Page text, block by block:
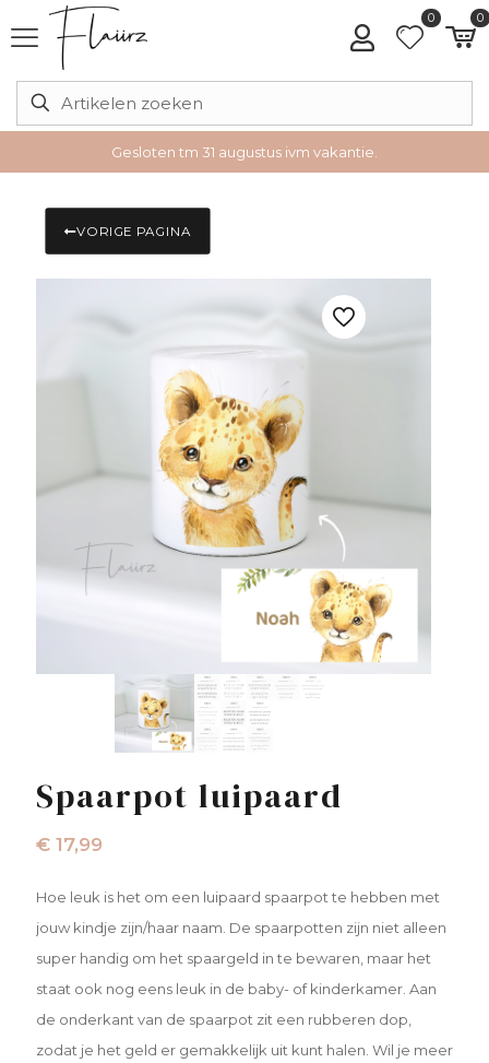
0 0
Gesloten tm 31 augustus ivm vakantie.
VORIGE PAGINA
Spaarpot luipaard
€ 17,99
Hoe leuk is het om een luipaard spaarpot te hebben met
jouw kindje zijn/haar naam. De spaarpotten zijn niet alleen
super handig om het spaargeld in te bewaren, maar het
staat ook nog eens leuk in de baby- of kinderkamer. Aan
de onderkant van de spaarpot zit een rubberen dop,
zodat je het geld er gemakkelijk uit kunt halen. Wil je meer